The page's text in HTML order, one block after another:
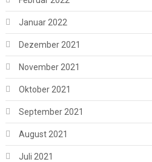
Januar 2022
Dezember 2021
November 2021
Oktober 2021
September 2021
August 2021
Juli 2021